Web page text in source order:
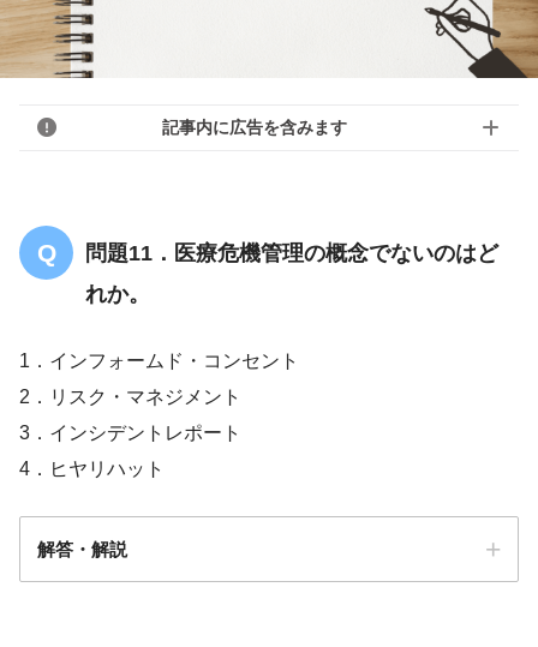
記事内に広告を含みます
問題11．医療危機管理の概念でないのはど
れか。
1．インフォームド・コンセント
2．リスク・マネジメント
3．インシデントレポート
4．ヒヤリハット
解答・解説